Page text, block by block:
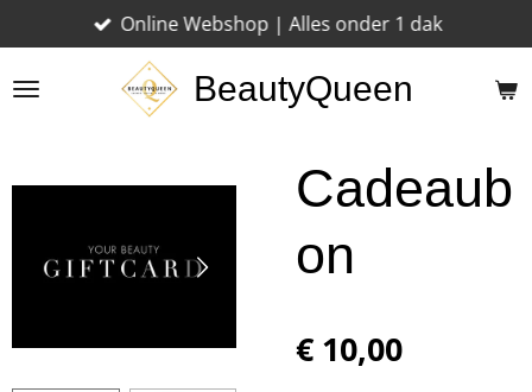
direct
naar
BeautyQueen
Online Webshop | Alles onder 1 dak
Cadeaub
on
€ 10,00